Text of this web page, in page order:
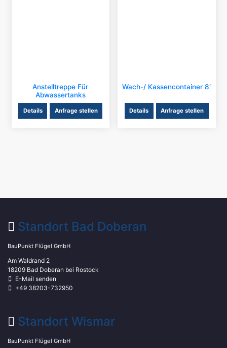
Anstelltreppe Für
Abwassertanks
Details Anfrage stellen
Wach-/ Kassencontainer 8′
Details Anfrage stellen
Standort Bad Doberan
BauPunkt Flügel GmbH
Am Waldrand 2
18209 Bad Doberan bei Rostock
E-Mail senden
+49 38203-732950
Standort Wismar
BauPunkt Flügel GmbH